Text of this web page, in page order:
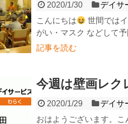
2020/1/30
デイ
こんにちは
世間では
がい・マスク などして
記事を読む
今週は壁画レ
2020/1/29
デイサ
おはようございます。